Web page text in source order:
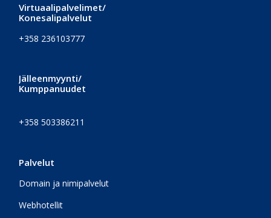
Virtuaalipalvelimet/
Konesalipalvelut
+358 236103777
Jälleenmyynti/
Kumppanuudet
+358 503386211
Palvelut
Domain ja nimipalvelut
Webhotellit